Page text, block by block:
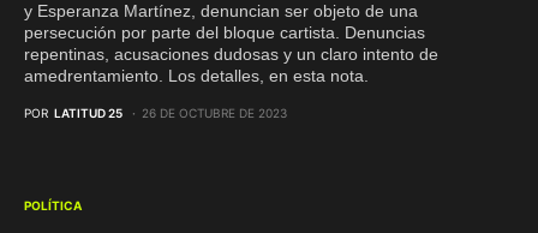
y Esperanza Martínez, denuncian ser objeto de una
persecución por parte del bloque cartista. Denuncias
repentinas, acusaciones dudosas y un claro intento de
amedrentamiento. Los detalles, en esta nota.
POR LATITUD 25 26 DE OCTUBRE DE 2023
POLÍTICA